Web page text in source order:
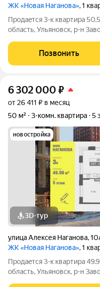
ЖК «Новая Наганова», 1
Продаeтся 3-к квартира
область, Ульяновск, р-н
ипoтечным прогрaммaм.
«Новая». Преимущества:
Позвонить
6 302 000 ₽
от 26 411 ₽ в месяц
50 м²
3-комн. квартира 5
новостройка
3D-тур
улица Алексея Наганова,
ЖК «Новая Наганова», 1
Продаeтся 3-к квартира
область, Ульяновск, р-н